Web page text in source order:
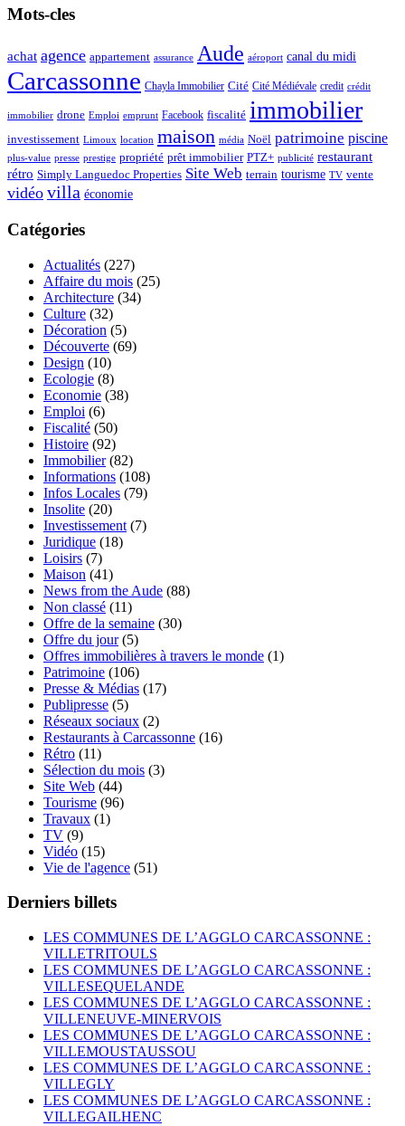
Mots-cles
achat agence appartement assurance Aude aéroport canal du midi
Carcassonne Chayla Immobilier Cité Cité Médiévale credit crédit
immobilier drone Emploi emprunt Facebook fiscalité immobilier
investissement Limoux location maison média Noël patrimoine piscine
plus-value presse prestige propriété prêt immobilier PTZ+ publicité restaurant
rétro Simply Languedoc Properties Site Web terrain tourisme TV vente
vidéo villa économie
Catégories
Actualités (227)
Affaire du mois (25)
Architecture (34)
Culture (32)
Décoration (5)
Découverte (69)
Design (10)
Ecologie (8)
Economie (38)
Emploi (6)
Fiscalité (50)
Histoire (92)
Immobilier(82)
Informations (108)
Infos Locales (79)
Insolite (20)
Investissement (7)
Juridique (18)
Loisirs (7)
Maison (41)
News from the Aude (88)
Non classé (11)
Offre de la semaine (30)
Offre du jour(5)
Offres immobilières à travers le monde (1)
Patrimoine (106)
Presse & Médias (17)
Publipresse (5)
Réseaux sociaux (2)
Restaurants à Carcassonne (16)
Rétro (11)
Sélection du mois (3)
Site Web (44)
Tourisme (96)
Travaux (1)
TV (9)
Vidéo (15)
Vie de l'agence (51)
Derniers billets
LES COMMUNES DE L’AGGLO CARCASSONNE :
VILLETRITOULS
LES COMMUNES DE L’AGGLO CARCASSONNE :
VILLESEQUELANDE
LES COMMUNES DE L’AGGLO CARCASSONNE :
VILLENEUVE-MINERVOIS
LES COMMUNES DE L’AGGLO CARCASSONNE :
VILLEMOUSTAUSSOU
LES COMMUNES DE L’AGGLO CARCASSONNE :
VILLEGLY
LES COMMUNES DE L’AGGLO CARCASSONNE :
VILLEGAILHENC